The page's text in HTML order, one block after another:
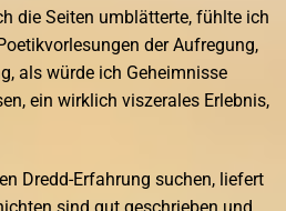
die Seiten umblätterte, fühlte ich
der Aufregung,
als würde ich Geheimnisse
ein wirklich viszerales Erlebnis,
Dredd-Erfahrung suchen, liefert